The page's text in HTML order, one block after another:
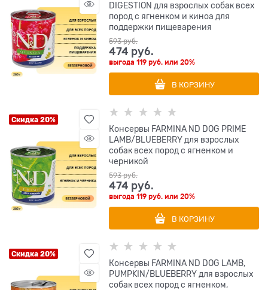
DIGESTION для взрослых собак всех
пород с ягненком и киноа для
поддержки пищеварения
593 руб.
474 руб.
выгода119 руб. или20%
В КОРЗИНУ
Скидка 20%
Консервы FARMINA ND DOG PRIME
LAMB/BLUEBERRY для взрослых
собак всех пород с ягненком и
черникой
593 руб.
474 руб.
выгода119 руб. или20%
В КОРЗИНУ
Скидка 20%
Консервы FARMINA ND DOG LAMB,
PUMPKIN/BLUEBERRY для взрослых
собак всех пород с ягненком,